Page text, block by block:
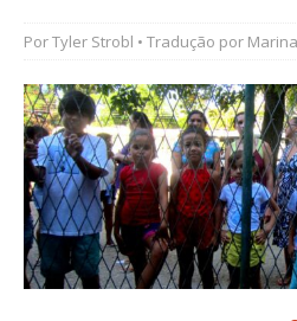
PorTyler Strobl • Tradução por